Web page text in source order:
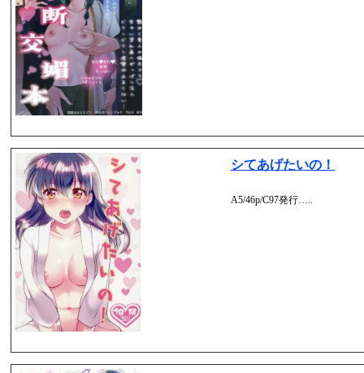
シてあげたいの！
A5/46p/C97発行…..